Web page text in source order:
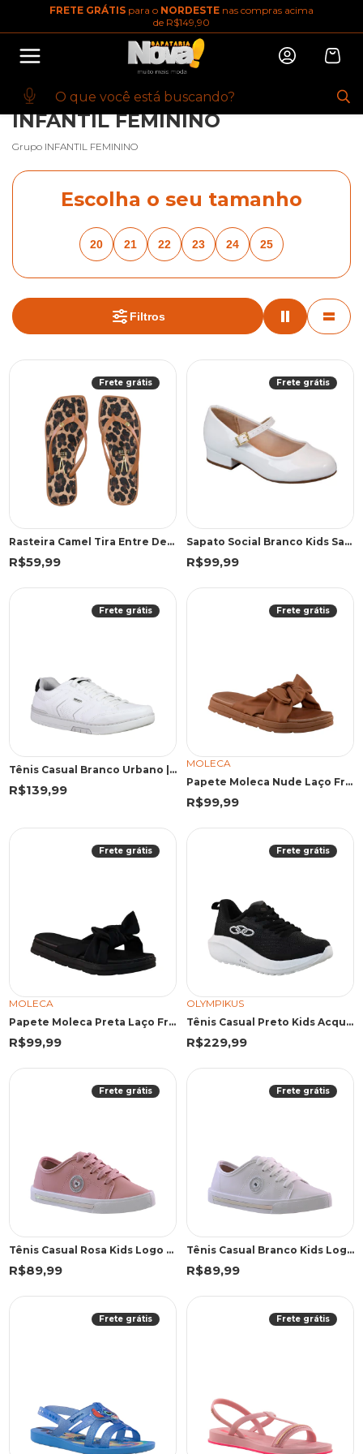
10% OFF na primeira compra
Baixe o app. Cupom BEMVINDO10
(100+)
Abrir
FRETE GRÁTIS para o NORDESTE nas compras acima
de R$149,90
INFANTIL FEMININO · BREADCRUMBS.KLIN
INFANTIL FEMININO
Grupo INFANTIL FEMININO
Escolha o seu tamanho
20 21 22 23 24 25
Filtros
Frete grátis
Rasteira Camel Tira Entre Dedos | Vizzano
R$59,99
Frete grátis
Sapato Social Branco Kids Salto Baixo | Molekinha
R$99,99
Frete grátis
Tênis Casual Branco Urbano | Sound
R$139,99
Frete grátis
MOLECA
Papete Moleca Nude Laço Frontal
R$99,99
Frete grátis
MOLECA
Papete Moleca Preta Laço Frontal
R$99,99
Frete grátis
OLYMPIKUS
Tênis Casual Preto Kids Acqua | Olympikus
R$229,99
Frete grátis
Tênis Casual Rosa Kids Logo Lateral | Molekinha
R$89,99
Frete grátis
Tênis Casual Branco Kids Logo Lateral | Molekinha
R$89,99
Frete grátis Frete grátis